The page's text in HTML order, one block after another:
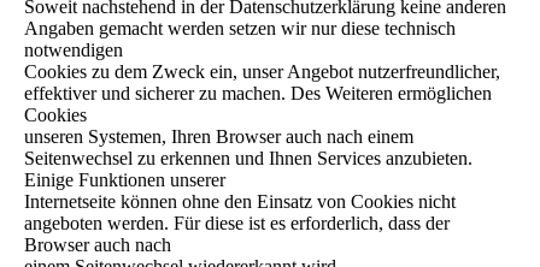
Soweit nachstehend in der Datenschutzerklärung keine anderen
Angaben gemacht werden setzen wir nur diese technisch
notwendigen
Cookies zu dem Zweck ein, unser Angebot nutzerfreundlicher,
effektiver und sicherer zu machen. Des Weiteren ermöglichen
Cookies
unseren Systemen, Ihren Browser auch nach einem
Seitenwechsel zu erkennen und Ihnen Services anzubieten.
Einige Funktionen unserer
Internetseite können ohne den Einsatz von Cookies nicht
angeboten werden. Für diese ist es erforderlich, dass der
Browser auch nach